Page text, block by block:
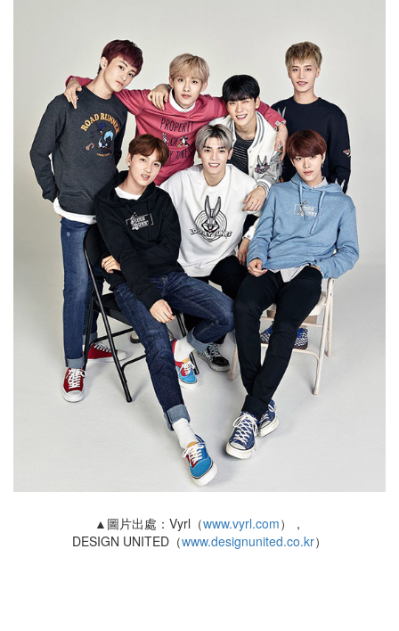
▲圖片出處：Vyrl（www.vyrl.com），
DESIGN UNITED（www.designunited.co.kr）